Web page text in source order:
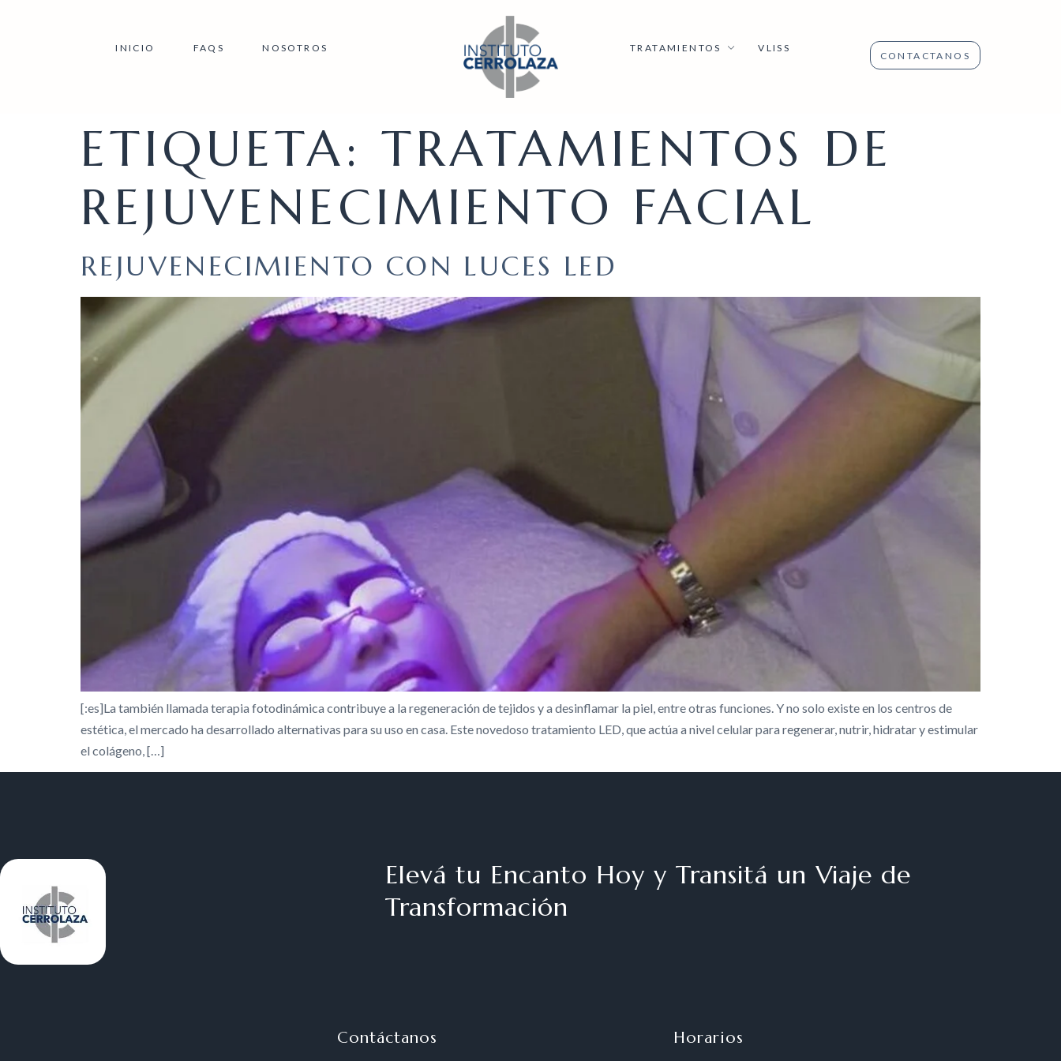
INICIO FAQS NOSOTROS TRATAMIENTOS VLISS
CONTACTANOS
ETIQUETA:TRATAMIENTOS DE
REJUVENECIMIENTO FACIAL
REJUVENECIMIENTO CON LUCES LED
[:es]La también llamada terapia fotodinámica contribuye a la regeneración de tejidos y a desinflamar la piel, entre otras funciones. Y no solo existe en los centros de
estética, el mercado ha desarrollado alternativas para su uso en casa. Este novedoso tratamiento LED, que actúa a nivel celular para regenerar, nutrir, hidratar y estimular
el colágeno, […]
Elevá tu Encanto Hoy y Transitá un Viaje de
Transformación
Contáctanos Horarios